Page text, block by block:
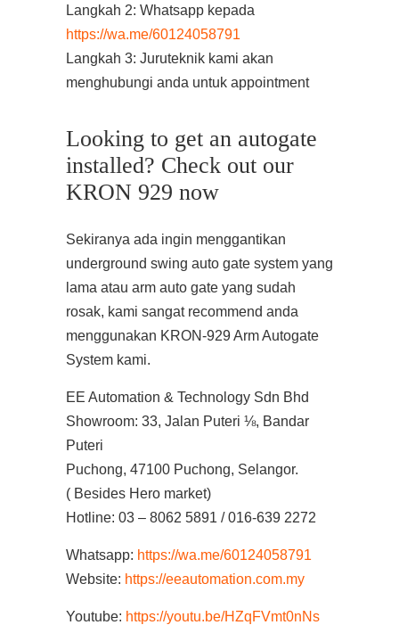
Langkah 2: Whatsapp kepada
https://wa.me/60124058791
Langkah 3: Juruteknik kami akan
menghubungi anda untuk appointment
Looking to get an autogate
installed? Check out our
KRON 929 now
Sekiranya ada ingin menggantikan
underground swing auto gate system yang
lama atau arm auto gate yang sudah
rosak, kami sangat recommend anda
menggunakan KRON-929 Arm Autogate
System kami.
EE Automation & Technology Sdn Bhd
Showroom: 33, Jalan Puteri ⅛, Bandar
Puteri
Puchong, 47100 Puchong, Selangor.
( Besides Hero market)
Hotline: 03 – 8062 5891 / 016-639 2272
Whatsapp: https://wa.me/60124058791
Website: https://eeautomation.com.my
Youtube: https://youtu.be/HZqFVmt0nNs